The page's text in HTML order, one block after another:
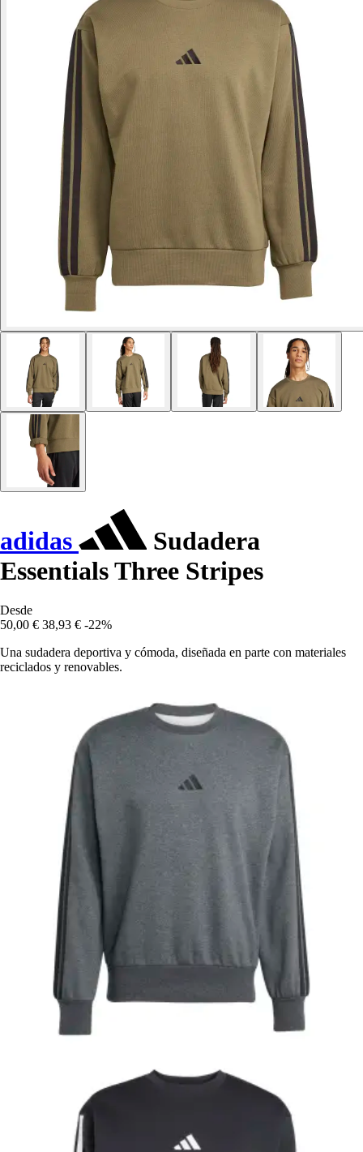
adidas
Sudadera
Essentials Three Stripes
Desde
50,00 € 38,93 € -22%
Una sudadera deportiva y cómoda, diseñada en parte con materiales
reciclados y renovables.